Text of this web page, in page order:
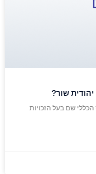
שם בעל הזכויות